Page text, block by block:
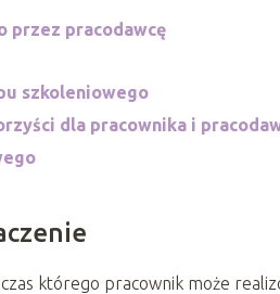
przez pracodawcę
szkoleniowego
dla pracownika i
którego pracownik może